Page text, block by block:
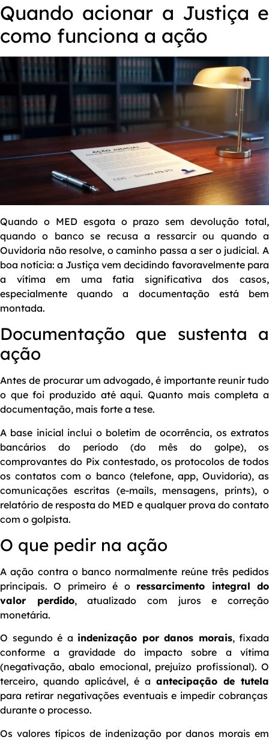
Quando acionar a Justiça e
como funciona a ação
Quando o MED esgota o prazo sem devolução total,
quando o banco se recusa a ressarcir ou quando a
Ouvidoria não resolve, o caminho passa a ser o judicial. A
boa notícia: a Justiça vem decidindo favoravelmente para
a vítima em uma fatia significativa dos casos,
especialmente quando a documentação está bem
montada.
Documentação que sustenta a
ação
Antes de procurar um advogado, é importante reunir tudo
o que foi produzido até aqui. Quanto mais completa a
documentação, mais forte a tese.
A base inicial inclui o boletim de ocorrência, os extratos
bancários do período (do mês do golpe), os
comprovantes do Pix contestado, os protocolos de todos
os contatos com o banco (telefone, app, Ouvidoria), as
comunicações escritas (e-mails, mensagens, prints), o
relatório de resposta do MED e qualquer prova do contato
com o golpista.
O que pedir na ação
A ação contra o banco normalmente reúne três pedidos
principais. O primeiro é o ressarcimento integral do
valor perdido, atualizado com juros e correção
monetária.
O segundo é a indenização por danos morais, fixada
conforme a gravidade do impacto sobre a vítima
(negativação, abalo emocional, prejuízo profissional). O
terceiro, quando aplicável, é a antecipação de tutela
para retirar negativações eventuais e impedir cobranças
durante o processo.
Os valores típicos de indenização por danos morais em